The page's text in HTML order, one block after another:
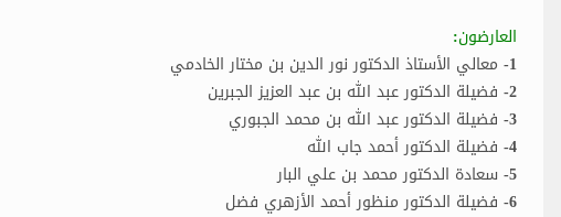
العارضون:
1- معالي الأستاذ الدكتور نور الدين بن مختار الخادمي
2- فضيلة الدكتور عبد الله بن عبد العزيز الجبرين
3- فضيلة الدكتور عبد الله بن محمد الجبوري
4- فضيلة الدكتور أحمد جاب الله
5- سعادة الدكتور محمد بن علي البار
6- فضيلة الدكتور منظور أحمد الأزهري فضل